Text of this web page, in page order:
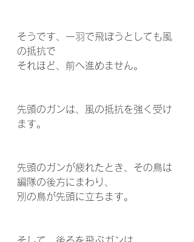
そうです、一羽で飛ぼうとしても風
の抵抗で
それほど、前へ進めません。
先頭のガンは、風の抵抗を強く受け
ます。
先頭のガンが疲れたとき、その鳥は
編隊の後方にまわり、
別の鳥が先頭に立ちます。